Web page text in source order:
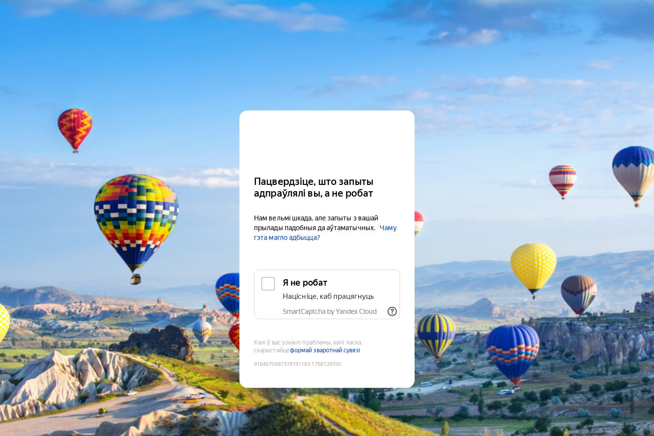
Пацвердзіце, што запыты
адпраўлялі вы, а не робат
Нам вельмі шкада, але запыты з вашай
прылады падобныя да аўтаматычных.
Чаму
гэта магло адбыцца?
Я не робат
Націсніце, каб працягнуць
SmartCaptcha by Yandex Cloud
Калі ў вас узніклі праблемы, калі ласка,
скарыстайцеформай зваротнай сувязі
9184670687378191183:1786129700